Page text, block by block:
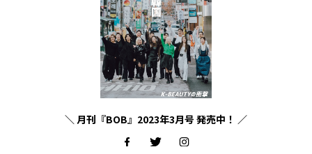
＼ 月刊『BOB』2023年3月号 発売中！ ／